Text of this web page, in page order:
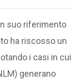
suo riferimento
ha riscosso un
i casi in cui
generano